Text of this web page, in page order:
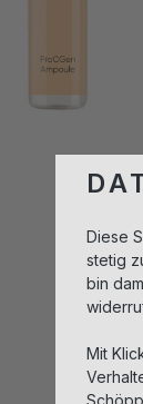
Diese
stetig
bin
Mit